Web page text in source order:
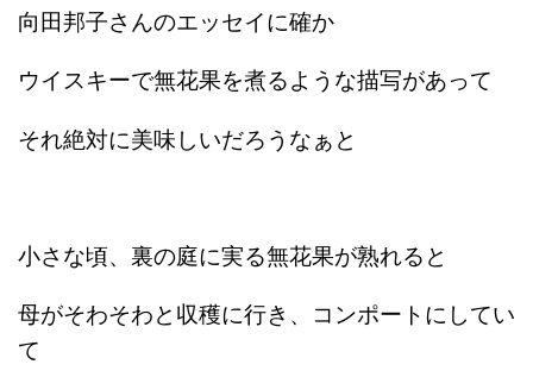
向田邦子さんのエッセイに確か
ウイスキーで無花果を煮るような描写があって
それ絶対に美味しいだろうなぁと
小さな頃、裏の庭に実る無花果が熟れると
母がそわそわと収穫に行き、コンポートにしてい
て